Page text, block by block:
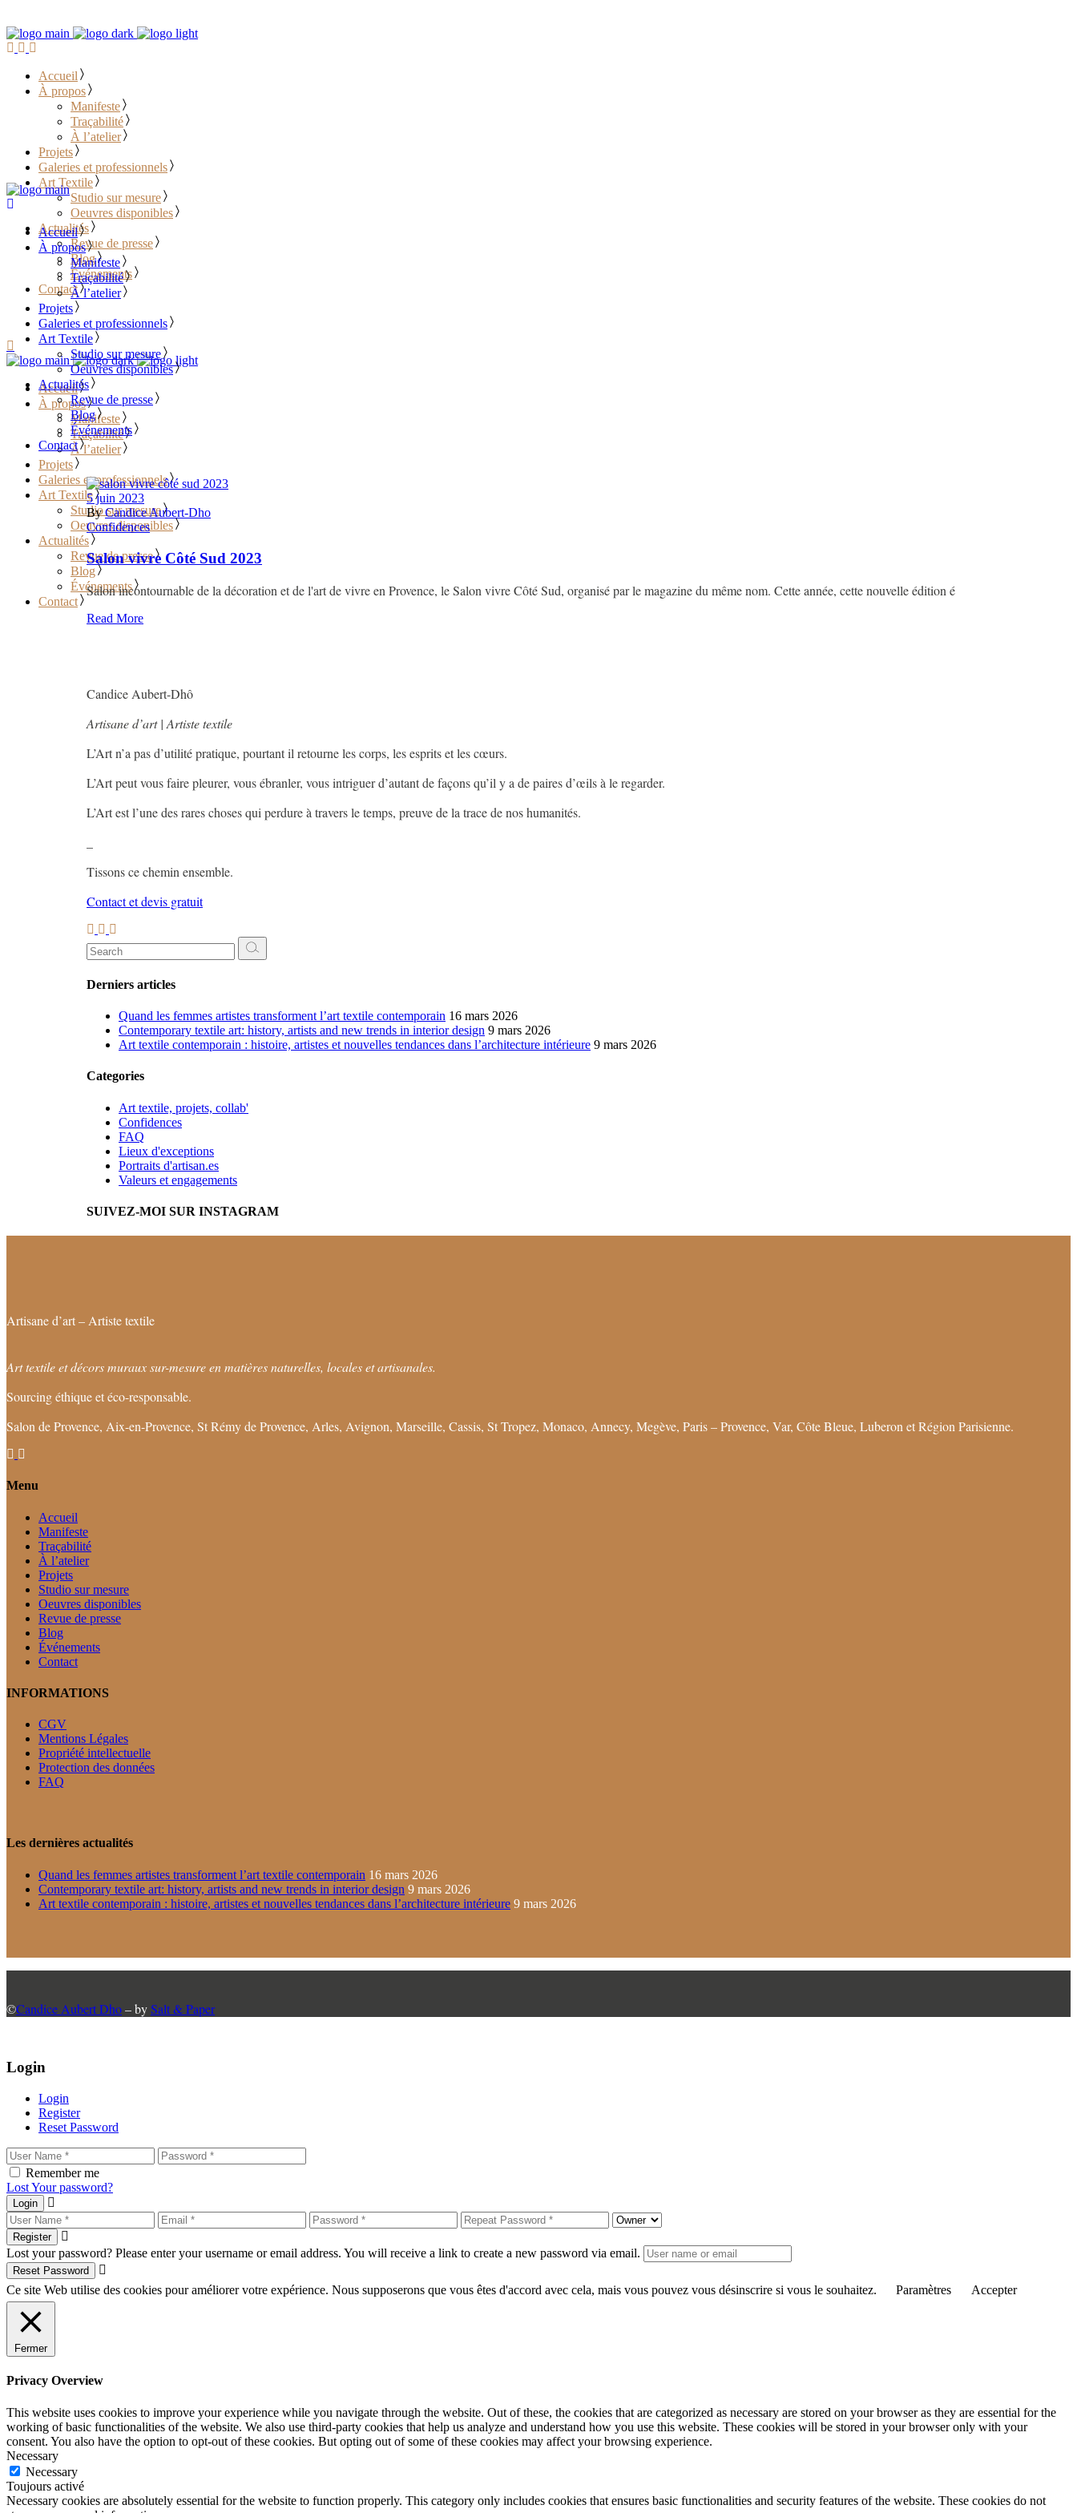
Accueil
À propos
Manifeste
Traçabilité
À l’atelier
Projets
Galeries et professionnels
Art Textile
Studio sur mesure
Oeuvres disponibles
Actualités
Revue de presse
Blog
Événements
Contact
………………………………
Accueil
À propos
Manifeste
Traçabilité
À l’atelier
Projets
Galeries et professionnels
Art Textile
Studio sur mesure
Oeuvres disponibles
Actualités
Revue de presse
Blog
Événements
Contact
Accueil
À propos
Manifeste
Traçabilité
À l’atelier
Projets
Galeries et professionnels
Art Textile
Studio sur mesure
Oeuvres disponibles
Actualités
Revue de presse
Blog
Événements
Contact
5 juin 2023
By Candice Aubert-Dho
Confidences
Salon vivre Côté Sud 2023
Salon incontournable de la décoration et de l'art de vivre en Provence, le Salon vivre Côté Sud, organisé par le magazine du même nom. Cette année, cette nouvelle édition é
Read More
Candice Aubert-Dhô
Artisane d’art | Artiste textile
L’Art n’a pas d’utilité pratique, pourtant il retourne les corps, les esprits et les cœurs.
L’Art peut vous faire pleurer, vous ébranler, vous intriguer d’autant de façons qu’il y a de paires d’œils à le regarder.
L’Art est l’une des rares choses qui perdure à travers le temps, preuve de la trace de nos humanités.
Tissons ce chemin ensemble.
Contact et devis gratuit
Search
for:
Derniers articles
Quand les femmes artistes transforment l’art textile contemporain 16 mars 2026
Contemporary textile art: history, artists and new trends in interior design 9 mars 2026
Art textile contemporain : histoire, artistes et nouvelles tendances dans l’architecture intérieure 9 mars 2026
Categories
Art textile, projets, collab'
Confidences
FAQ
Lieux d'exceptions
Portraits d'artisan.es
Valeurs et engagements
SUIVEZ-MOI SUR INSTAGRAM
Artisane d’art – Artiste textile
Art textile et décors muraux sur-mesure en matières naturelles, locales et artisanales.
Sourcing éthique et éco-responsable.
Salon de Provence, Aix-en-Provence, St Rémy de Provence, Arles, Avignon, Marseille, Cassis, St Tropez, Monaco, Annecy, Megève, Paris – Provence, Var, Côte Bleue, Luberon et Région Parisienne.
Menu
Accueil
Manifeste
Traçabilité
À l’atelier
Projets
Studio sur mesure
Oeuvres disponibles
Revue de presse
Blog
Événements
Contact
INFORMATIONS
CGV
Mentions Légales
Propriété intellectuelle
Protection des données
FAQ
Les dernières actualités
Quand les femmes artistes transforment l’art textile contemporain 16 mars 2026
Contemporary textile art: history, artists and new trends in interior design 9 mars 2026
Art textile contemporain : histoire, artistes et nouvelles tendances dans l’architecture intérieure 9 mars 2026
©Candice Aubert Dho– bySalt & Paper
Login
Login
Register
Reset Password
Remember me
Lost Your password?
Login
Register
Lost your password? Please enter your username or email address. You will receive a link to create a new password via email.
Reset Password
Ce site Web utilise des cookies pour améliorer votre expérience. Nous supposerons que vous êtes d'accord avec cela, mais vous pouvez vous désinscrire si vous le souhaitez. Paramètres Accepter
Fermer
Privacy Overview
This website uses cookies to improve your experience while you navigate through the website. Out of these, the cookies that are categorized as necessary are stored on your browser as they are essential for the
working of basic functionalities of the website. We also use third-party cookies that help us analyze and understand how you use this website. These cookies will be stored in your browser only with your
consent. You also have the option to opt-out of these cookies. But opting out of some of these cookies may affect your browsing experience.
Necessary
Necessary
Toujours activé
Necessary cookies are absolutely essential for the website to function properly. This category only includes cookies that ensures basic functionalities and security features of the website. These cookies do not